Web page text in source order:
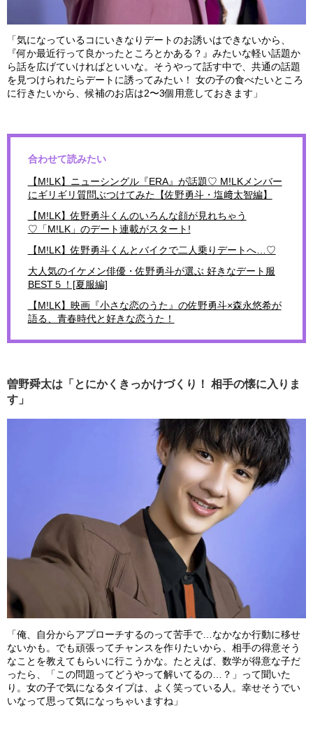
「気になっているコにいきなりデートのお誘いはできないから、
『何か最近行って良かったところとかある？』みたいな軽い話題か
ら話を広げていければといいな。そうやって話す中で、共通の話題
を見つけられたらデートに誘ってみたい！ 女の子の食べたいところ
に行きたいから、候補のお店は2〜3個用意しておきます」
合わせて読みたい
【M!LK】ニューシングル『ERA』が話題♡ M!LKメンバー
にギリギリ質問ぶつけてみた【佐野勇斗・塩﨑太智編】
【M!LK】佐野勇斗くんのいろんな顔が見れちゃう
♡「M!LK」のデート連載がスタート!
【M!LK】佐野勇斗くんとバイクで二人乗りデートへ…♡
大人気のイケメン俳優・佐野勇斗が選ぶ 好きなデート服
BEST５！[夏服編]
【M!LK】映画『小さな恋のうた』の佐野勇斗×森永悠希が
語る、青春時代と好きな恋うた！
曽野舜太は「とにかくきっかけづくり！ 相手の懐に入りま
す」
「俺、自分からアプローチするのって苦手で…なかなか行動に移せ
ないかも。でも頑張ってチャンスを作りたいから、相手の得意そう
なことを教えてもらいに行こうかな。たとえば、数学が得意な子だ
ったら、「この問題ってどうやって解いてるの…？」って聞いた
り。女の子で気になるタイプは、よく笑っている人。幸せそうでい
いなって思って気になっちゃいますね」